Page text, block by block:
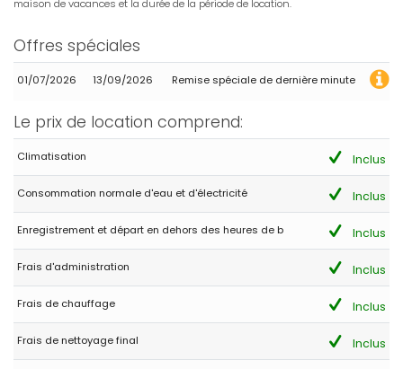
maison de vacances et la durée de la période de location.
Offres spéciales
01/07/2026 13/09/2026 Remise spéciale de dernière minute
Le prix de location comprend:
Climatisation Inclus
Consommation normale d'eau et d'électricité Inclus
Enregistrement et départ en dehors des heures de b Inclus
Frais d'administration Inclus
Frais de chauffage Inclus
Frais de nettoyage final Inclus